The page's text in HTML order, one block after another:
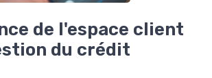
de l'espace client
du crédit